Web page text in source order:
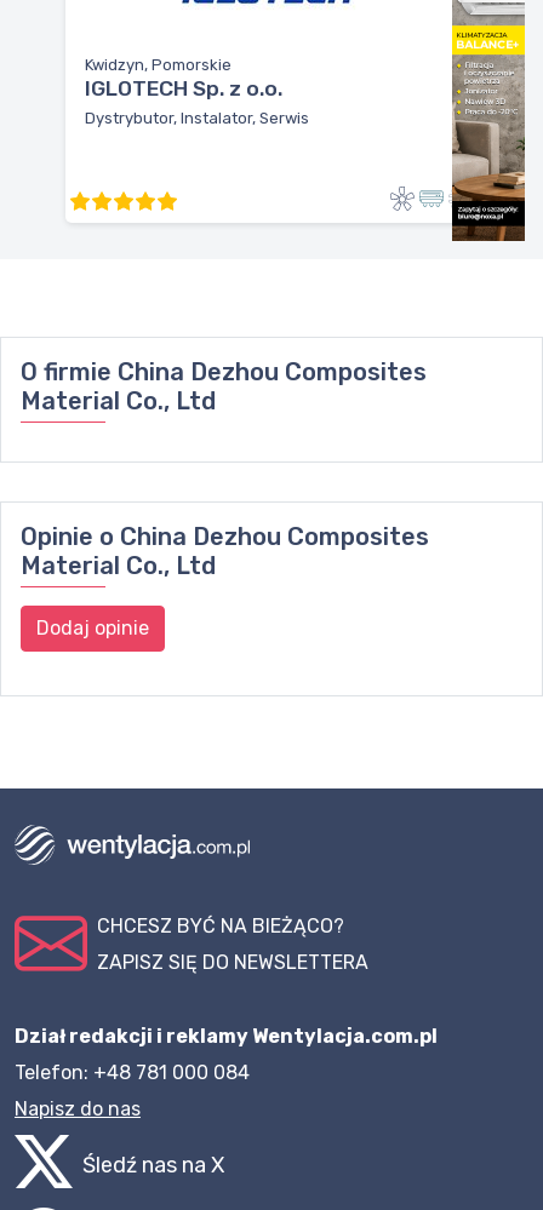
Kwidzyn, Pomorskie
IGLOTECH Sp. z o.o.
Dystrybutor, Instalator, Serwis
O firmie China Dezhou Composites
Material Co., Ltd
Opinie o China Dezhou Composites
Material Co., Ltd
Dodaj opinie
CHCESZ BYĆ NA BIEŻĄCO?
ZAPISZ SIĘ DO NEWSLETTERA
Dział redakcji i reklamy Wentylacja.com.pl
Telefon: +48 781 000 084
Napisz do nas
Śledź nas na X